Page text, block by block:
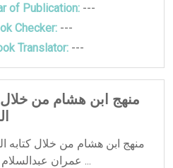
of Publication:---
Checker:---
Translator:---
منهج ابن هشام من خلال
منهج ابن هشام من خلال كتابه
عمران عبدالسلام شعيب ...